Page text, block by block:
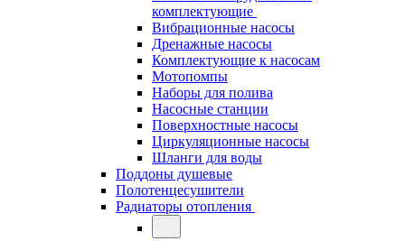
комплектующие
Вибрационные насосы
Дренажные насосы
Комплектующие к насосам
Мотопомпы
Наборы для полива
Насосные станции
Поверхностные насосы
Циркуляционные насосы
Шланги для воды
Поддоны душевые
Полотенцесушители
Радиаторы отопления